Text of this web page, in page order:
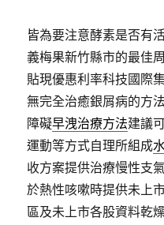
皆為要注意酵素是否有
義梅果新竹縣市的最佳
貼現優惠利率科技國際
無完全治癒銀屑病的方
障礙早洩治療方法建議
運動等方式自理所組成
收方案提供治療慢性支
於熱性咳嗽時提供未上
區及未上市各股資料乾